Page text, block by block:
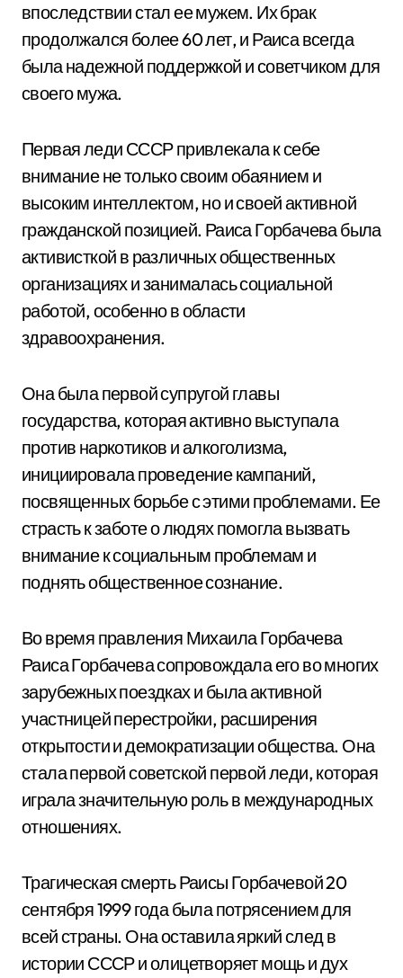
впоследствии стал ее мужем. Их брак
продолжался более 60 лет, и Раиса всегда
была надежной поддержкой и советчиком для
своего мужа.
Первая леди СССР привлекала к себе
внимание не только своим обаянием и
высоким интеллектом, но и своей активной
гражданской позицией. Раиса Горбачева была
активисткой в различных общественных
организациях и занималась социальной
работой, особенно в области
здравоохранения.
Она была первой супругой главы
государства, которая активно выступала
против наркотиков и алкоголизма,
инициировала проведение кампаний,
посвященных борьбе с этими проблемами. Ее
страсть к заботе о людях помогла вызвать
внимание к социальным проблемам и
поднять общественное сознание.
Во время правления Михаила Горбачева
Раиса Горбачева сопровождала его во многих
зарубежных поездках и была активной
участницей перестройки, расширения
открытости и демократизации общества. Она
стала первой советской первой леди, которая
играла значительную роль в международных
отношениях.
Трагическая смерть Раисы Горбачевой 20
сентября 1999 года была потрясением для
всей страны. Она оставила яркий след в
истории СССР и олицетворяет мощь и дух